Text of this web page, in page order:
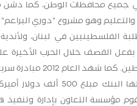
جميع محافظات الوطن، كما دشن
والتعليم وهو مشروع "دوري
في لبنان،
القصف خلال الحرب الأخيرة
مختلف نواحي
لقطاع الصحة والطفولة في
مؤسسة التعاون بإدارة وتنفيذ